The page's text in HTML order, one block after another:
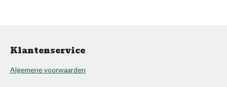
Klantenservice
Algemene voorwaarden